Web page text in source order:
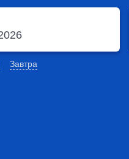
Завтра